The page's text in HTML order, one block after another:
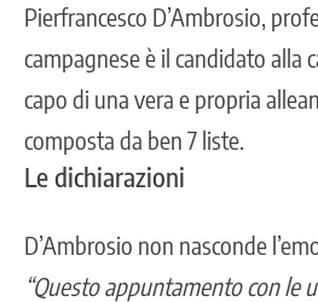
Pierfrancesco D’Ambrosio,
campagnese è il candidato alla
capo di una vera e propria
composta da ben 7 liste.
Le dichiarazioni
D’Ambrosio non nasconde
“Questo appuntamento con le